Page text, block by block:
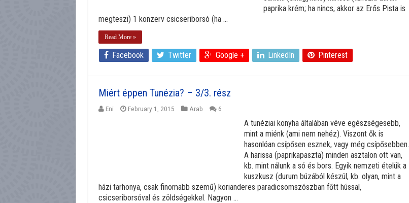
paprika krém; ha nincs, akkor az Erős Pista is
megteszi) 1 konzerv csicseriborsó (ha ...
Read More »
Facebook Twitter Google + LinkedIn Pinterest
Miért éppen Tunézia? – 3/3. rész
Eni February 1, 2015 Arab 6
A tunéziai konyha általában véve egészségesebb,
mint a miénk (ami nem nehéz). Viszont ők is
hasonlóan csípősen esznek, vagy még csípősebben.
A harissa (paprikapaszta) minden asztalon ott van,
kb. mint nálunk a só és bors. Egyik nemzeti ételük a
kuszkusz (durum búzából készül, kb. olyan, mint a
házi tarhonya, csak finomabb szemű) korianderes paradicsomszószban főtt hússal,
csicseriborsóval és zöldségekkel. Nagyon ...